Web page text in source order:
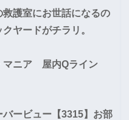
護室にお世話になるの
ヤードがチラリ。
マニア 屋内Qライン
バービュー【3315】お部